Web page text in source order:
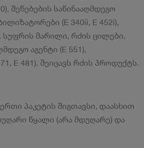
შეწებების საწინააღმდეგო
(E 340ii, E 452i),
სუფრის მარილი, რძის ცილები,
აგენტი (E 551),
Е 481). შეიცავს რძის პროდუქტს.
პაკეტის შიგთავსი, დაასხით
წყალი (არა მდუღარე) და